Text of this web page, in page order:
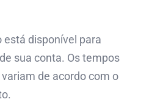
está disponível para
sua conta. Os tempos
de acordo com o